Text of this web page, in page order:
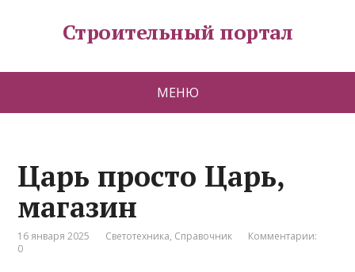
Строительный портал
МЕНЮ
Царь просто Царь,
магазин
16 января 2025 Светотехника, Справочник
Комментарии:
0